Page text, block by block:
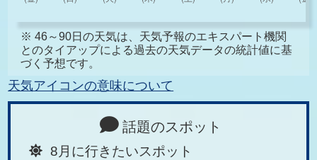
※ 46～90日の天気は、天気予報のエキスパート機関
とのタイアップによる過去の天気データの統計値に基
づく予想です。
天気アイコンの意味について
話題のスポット
8月に行きたいスポット